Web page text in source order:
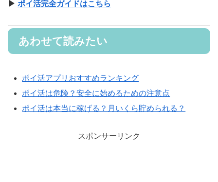
▶ ポイ活完全ガイドはこちら
あわせて読みたい
ポイ活アプリおすすめランキング
ポイ活は危険？安全に始めるための注意点
ポイ活は本当に稼げる？月いくら貯められる？
スポンサーリンク